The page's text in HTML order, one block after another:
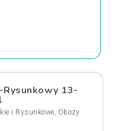
13-
i Rysunkowe, Obozy